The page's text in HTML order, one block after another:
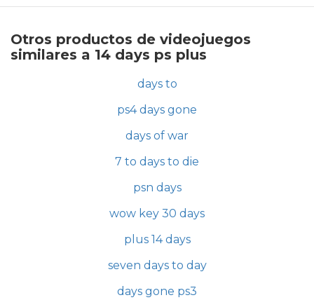
Otros productos de videojuegos
similares a 14 days ps plus
days to
ps4 days gone
days of war
7 to days to die
psn days
wow key 30 days
plus 14 days
seven days to day
days gone ps3